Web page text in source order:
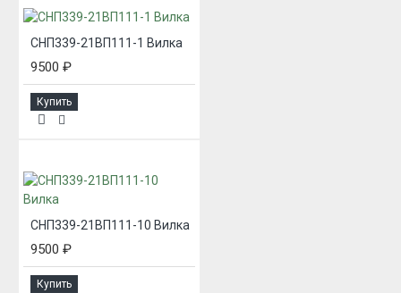
СНП339-21ВП111-1 Вилка
9500 ₽
Купить
СНП339-21ВП111-10 Вилка
9500 ₽
Купить